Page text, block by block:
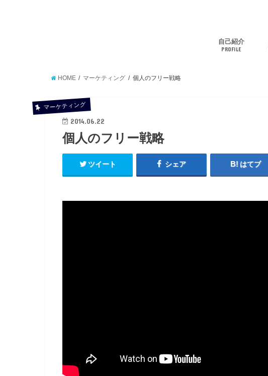
自己紹介
PROFILE
HOME マーケティング 個人のフリー戦略
マーケティング
2014.06.22
個人のフリー戦略
ツイート シェア はてブ